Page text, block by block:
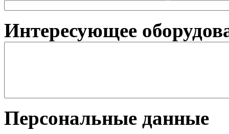
Интересующее
Персональные данные